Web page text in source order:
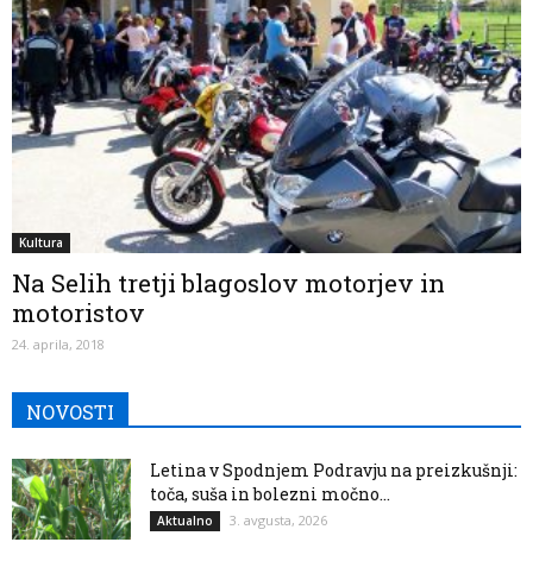
Kultura
Na Selih tretji blagoslov motorjev in
motoristov
24. aprila, 2018
NOVOSTI
Letina v Spodnjem Podravju na preizkušnji:
toča, suša in bolezni močno...
Aktualno 3. avgusta, 2026